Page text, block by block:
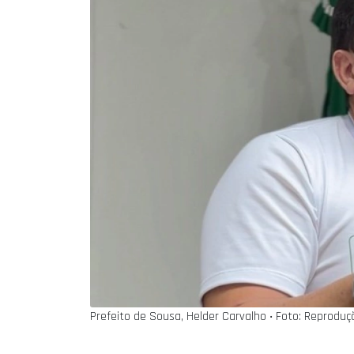
Prefeito de Sousa, Helder Carvalho ‧ Foto: